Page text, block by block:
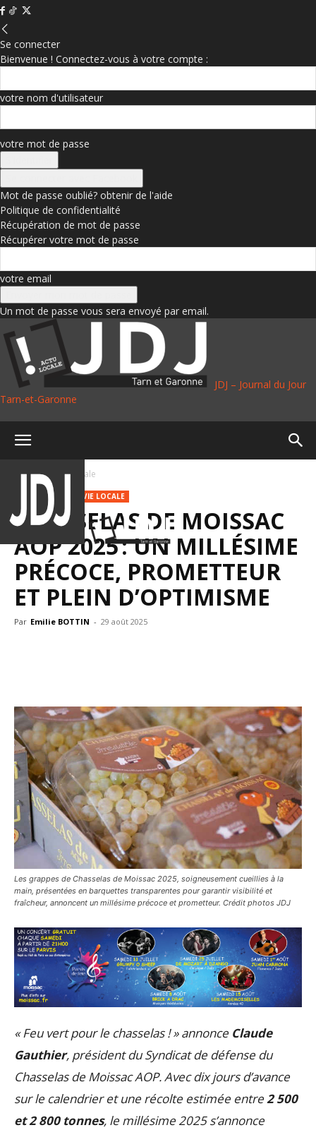
Se connecter
Bienvenue ! Connectez-vous à votre compte :
votre nom d'utilisateur
votre mot de passe
Mot de passe oublié? obtenir de l'aide
Politique de confidentialité
Récupération de mot de passe
Récupérer votre mot de passe
votre email
Un mot de passe vous sera envoyé par email.
JDJ – Journal du Jour
Tarn-et-Garonne
Accueil Vie Locale
AGRICULTURE VIE LOCALE
CHASSELAS DE MOISSAC
AOP 2025 : UN MILLÉSIME
PRÉCOCE, PROMETTEUR
ET PLEIN D’OPTIMISME
Par Emilie BOTTIN - 29 août 2025
Les grappes de Chasselas de Moissac 2025, soigneusement cueillies à la
main, présentées en barquettes transparentes pour garantir visibilité et
fraîcheur, annoncent un millésime précoce et prometteur. Crédit photos JDJ
« Feu vert pour le chasselas ! » annonce Claude
Gauthier, président du Syndicat de défense du
Chasselas de Moissac AOP. Avec dix jours d’avance
sur le calendrier et une récolte estimée entre2 500
et 2 800 tonnes, le millésime 2025 s’annonce